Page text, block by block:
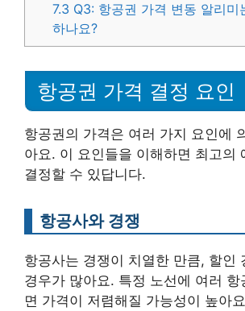
7.3 Q3: 항공권 가격 변동 알리미
하나요?
항공권 가격 결정 요인
항공권의 가격은 여러 가지 요인에
아요. 이 요인들을 이해하면 최고의
결정할 수 있답니다.
항공사와 경쟁
항공사는 경쟁이 치열한 만큼, 할인
경우가 많아요. 특정 노선에 여러 항
면 가격이 저렴해질 가능성이 높아